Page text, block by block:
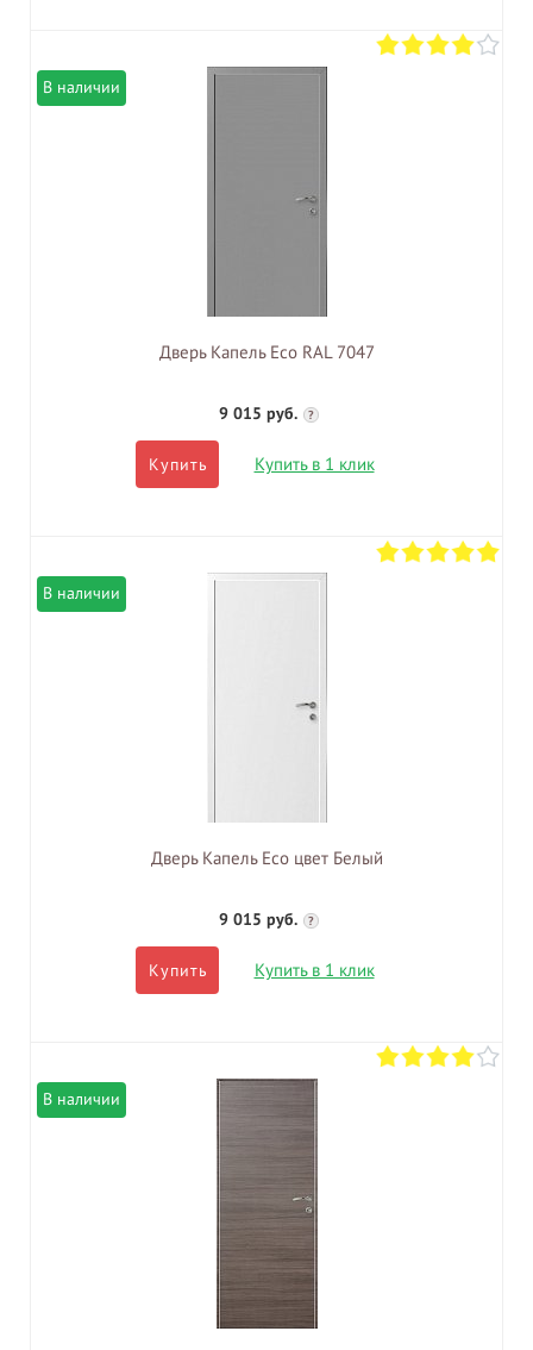
В наличии
Дверь Капель Eco RAL 7047
9 015 руб. ?
Купить Купить в 1 клик
В наличии
Дверь Капель Eco цвет Белый
9 015 руб. ?
Купить Купить в 1 клик
В наличии